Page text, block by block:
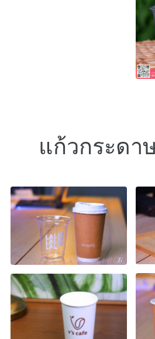
แก้วกระดา